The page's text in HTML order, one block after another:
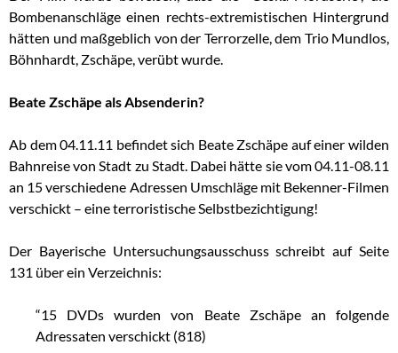
Bombenanschläge einen rechts-extremistischen Hintergrund
hätten und maßgeblich von der Terrorzelle, dem Trio Mundlos,
Böhnhardt, Zschäpe, verübt wurde.
Beate Zschäpe als Absenderin?
Ab dem 04.11.11 befindet sich Beate Zschäpe auf einer wilden
Bahnreise von Stadt zu Stadt. Dabei hätte sie vom 04.11-08.11
an 15 verschiedene Adressen Umschläge mit Bekenner-Filmen
verschickt – eine terroristische Selbstbezichtigung!
Der Bayerische Untersuchungsausschuss schreibt auf Seite
131 über ein Verzeichnis:
“15 DVDs wurden von Beate Zschäpe an folgende
Adressaten verschickt (818)